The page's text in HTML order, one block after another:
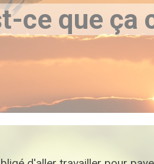
ce que ça